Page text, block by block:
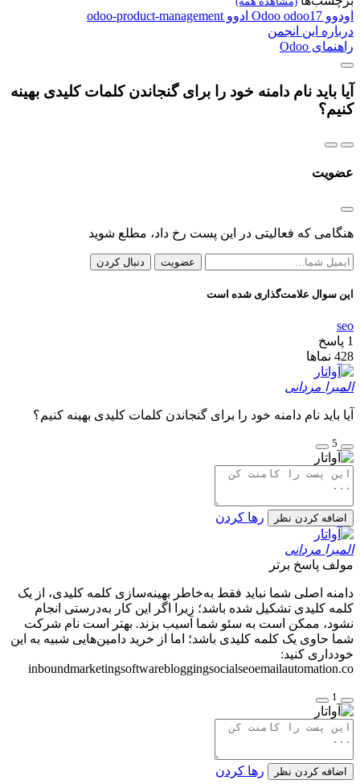
اودوو Odoo odoo17 ادوو odoo-product-management
درباره این انجمن
راهنمای Odoo
آیا باید نام دامنه خود را برای گنجاندن کلمات کلیدی بهینه
کنیم؟
عضویت
هنگامی که فعالیتی در این پست رخ داد، مطلع شوید
عضویت دنبال کردن
این سوال علامت‌گذاری شده است
seo
1 پاسخ
428 نماها
المیرا مردانی
آیا باید نام دامنه خود را برای گنجاندن کلمات کلیدی بهینه کنیم؟
5
اضافه کردن نظر رها کردن
المیرا مردانی
مولف پاسخ برتر
دامنه اصلی شما نباید فقط به‌خاطر بهینه‌سازی کلمه کلیدی، از یک
کلمه کلیدی تشکیل شده باشد؛ زیرا اگر این کار به‌درستی انجام
نشود، ممکن است به سئو شما آسیب بزند. بهتر است نام شرکت
شما حاوی یک کلمه کلیدی باشد؛ اما از خرید دامین‌هایی شبیه به این
خودداری کنید:
inboundmarketingsoftwarebloggingsocialseoemailautomation.co
1
اضافه کردن نظر رها کردن